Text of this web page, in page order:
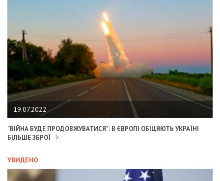
19.07.2022
"ВІЙНА БУДЕ ПРОДОВЖУВАТИСЯ": В ЄВРОПІ ОБІЦЯЮТЬ УКРАЇНІ
БІЛЬШЕ ЗБРОЇ
УВИДЕНО